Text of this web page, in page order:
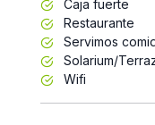
Caja fuerte
Restaurante
Servimos
Solarium/
Wifi